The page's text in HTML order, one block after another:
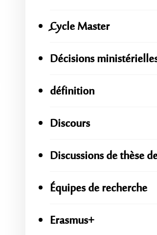
ِِِCycle Master
Décisions
définition
Discours
Discussions de thèse
Équipes de recherche
Erasmus+